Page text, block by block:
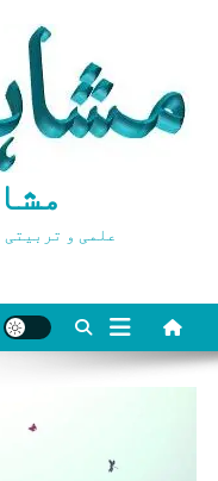
علمی و تربیتی